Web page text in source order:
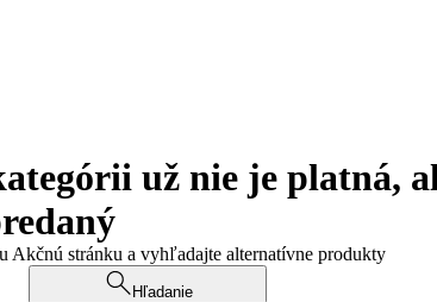
už nie je platná,
Akčnú stránku a vyhľadajte alternatívne produkty
Hľadanie